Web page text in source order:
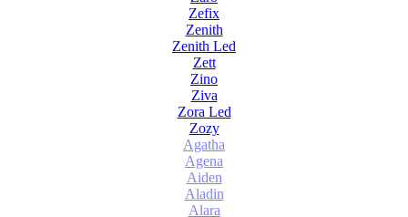
Zefix
Zenith
Zenith Led
Zett
Zino
Ziva
Zora Led
Zozy
Agatha
Agena
Aiden
Aladin
Alara